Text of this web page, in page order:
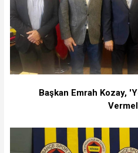
Başkan Emrah Kozay,